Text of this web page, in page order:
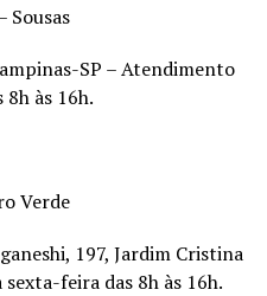
Sousas
SP – Atendimento
8h às 16h.
Verde
197, Jardim Cristina
feira das 8h às 16h.